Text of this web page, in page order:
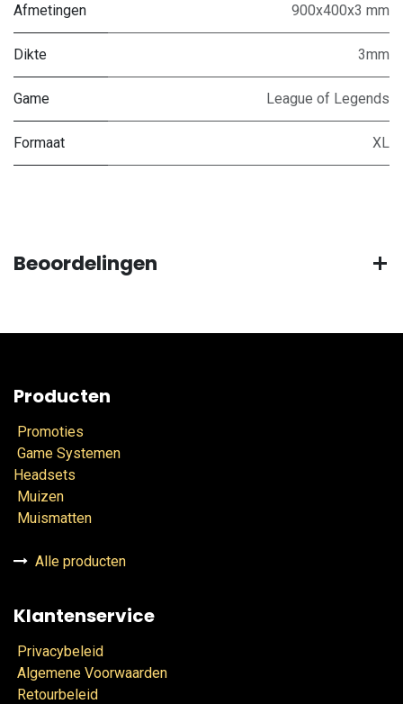
Afmetingen 900x400x3 mm
Dikte 3mm
Game League of Legends
Formaat XL
Beoordelingen
Producten
Promoties
Game Systemen
Headsets
Muizen
Muismatten
Alle producten
Klantenservice
Privacybeleid
Algemene Voorwaarden
Retourbeleid